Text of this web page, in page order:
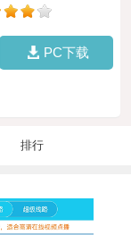
PC下载
排行